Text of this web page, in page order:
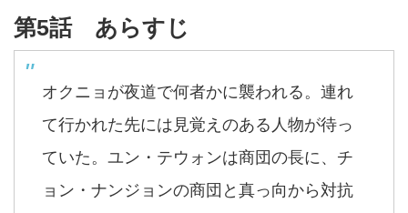
第5話 あらすじ
オクニョが夜道で何者かに襲われる。連れ
て行かれた先には見覚えのある人物が待っ
ていた。ユン・テウォンは商団の長に、チ
ョン・ナンジョンの商団と真っ向から対抗